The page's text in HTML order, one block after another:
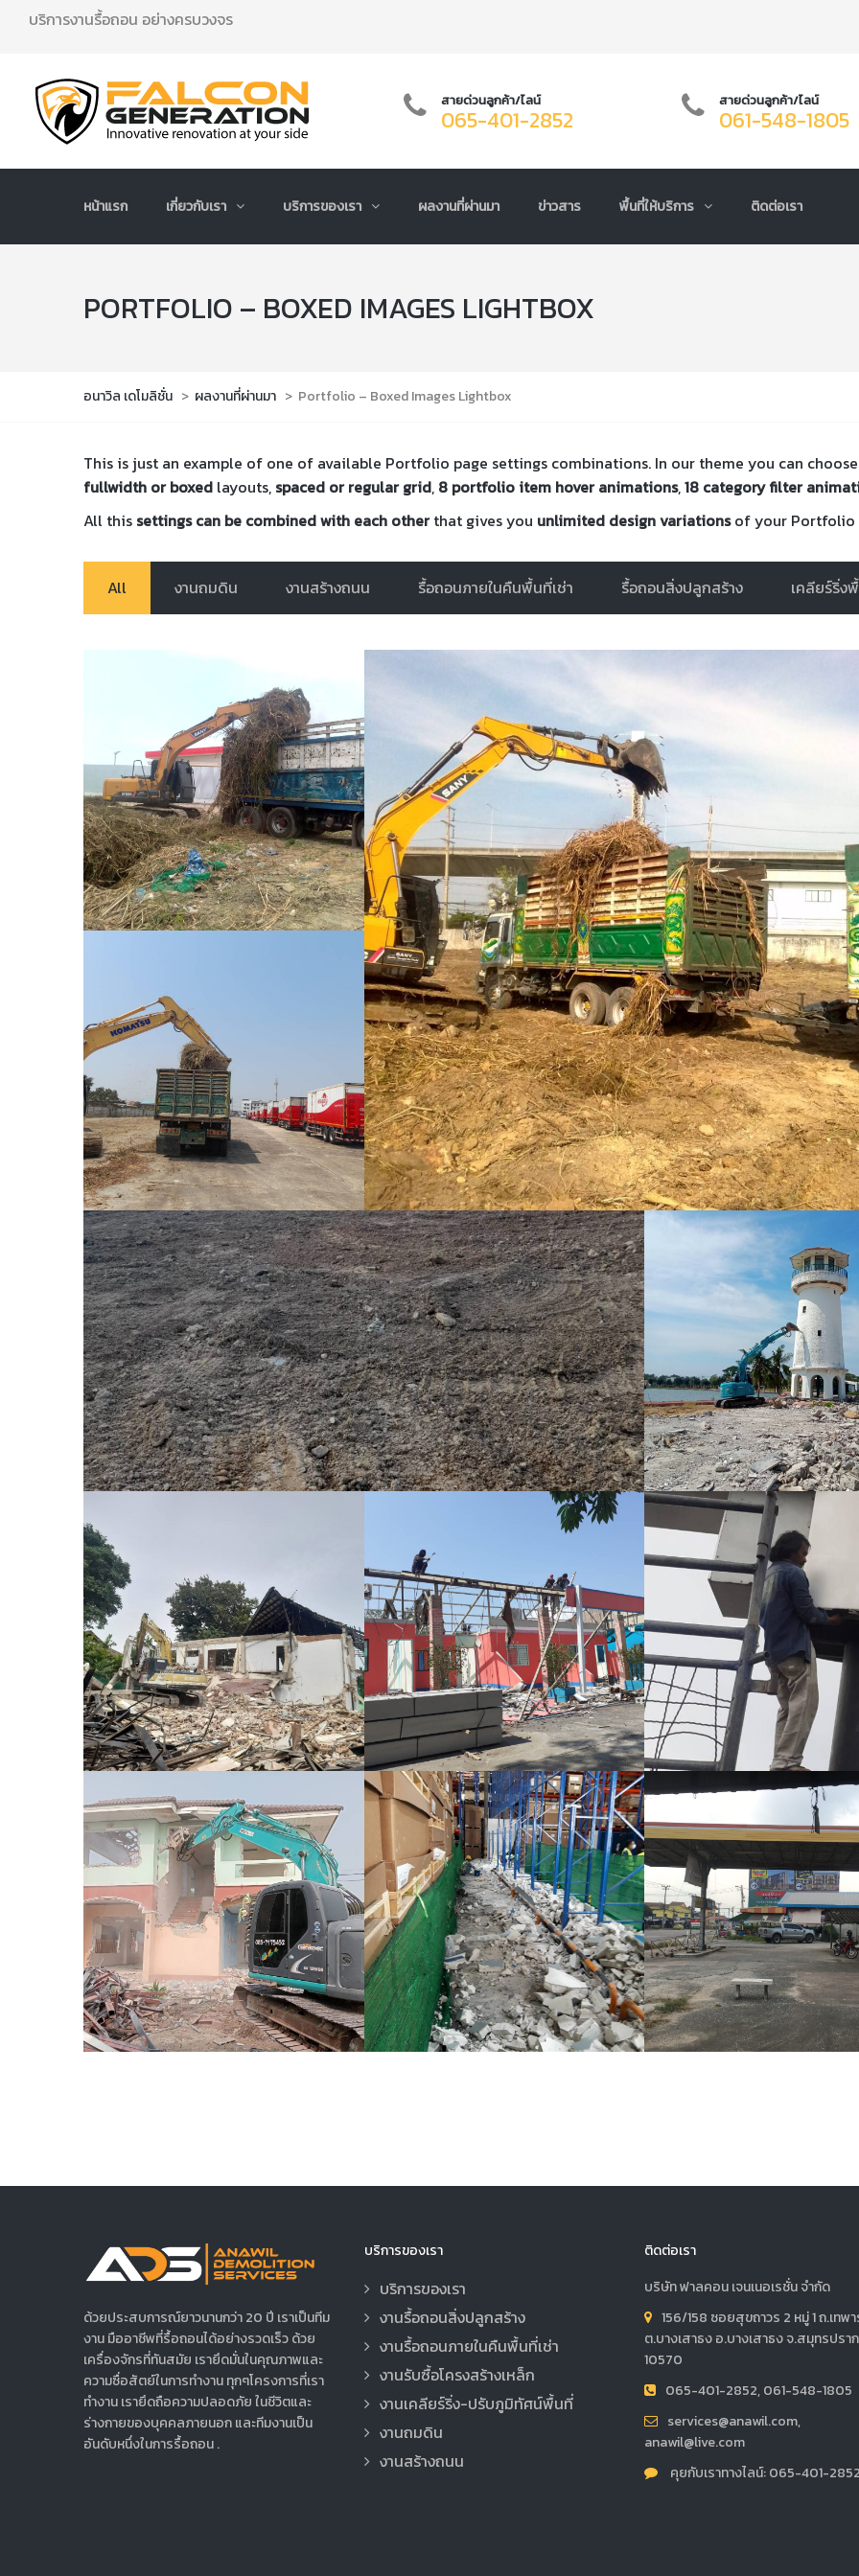
บริการงานรื้อถอน อย่างครบวงจร
สายด่วนลูกค้า/ไลน์
065-401-2852
สายด่วนลูกค้า/ไลน์
061-548-1805
หน้าแรก เกี่ยวกับเรา บริการของเรา ผลงานที่ผ่านมา ข่าวสาร พื้นที่ให้บริการ ติดต่อเรา
PORTFOLIO – BOXED IMAGES LIGHTBOX
อนาวิล เดโมลิชั่น > ผลงานที่ผ่านมา > Portfolio – Boxed Images Lightbox
This is just an example of one of available Portfolio page settings combinations. In our theme you can
fullwidth or boxed layouts, spaced or regular grid, 8 portfolio item hover animations,18 category filter
All this settings can be combined with each otherthat gives you unlimited design variationsof your Portfolio
All งานถมดิน งานสร้างถนน รื้อถอนภายในคืนพื้นที่เช่า รื้อถอนสิ่งปลูกสร้าง เคลียร์ริ่
งานสร้างถนน
งานลาดยางถนน สำห
ทดสอบรถยนต์ MG
ดินเดิม ศูนย์กระจำยสินค้าฟาร์มเฮ้าส์
ร้าง / เคลียร์ริ่งพื้นที่-ปรับภูมิทัศน์
งานรื้อถอนประภาคาร
บริษัท แลนด์แอนด์รีสอร์ท
จำกัด
อ.เมืองสมุทรสาคร จ.สมุทรสาคร
VIEW MORE
รื้อถอนสิ่งปลูกสร้าง
งานนรื้อตึกแถว 2 ชั้น
ธนันต์ วงษ์เกษม
VIEW MORE
งานรื้อถอนโรงแรมโรแมน
ติก 2 จ.ระยอง
ระยอง
VIEW MORE
งานรื้อถอนหอนาฬิกา ที่นาเกลือ พัทยา
Status: Completed
VIEW MORE
งานรื้อถอนผนังก่ออิฐมวล
เบาเดิม บริษัท ธนบุรี
ประกอบรถยนต์ จำกัด
VIEW MORE
งานรื้อถอนปั้มน้ำมันเก่า
VIEW MORE
ด้วยประสบการณ์ยาวนานกว่า 20 ปี เราเป็นทีม
งาน มืออาชีพที่รื้อถอนได้อย่างรวดเร็ว ด้วย
เครื่องจักรที่ทันสมัย เรายึดมั่นในคุณภาพและ
ความซื่อสัตย์ในการทำงาน ทุกๆโครงการที่เรา
ทำงาน เรายึดถือความปลอดภัย ในชีวิตและ
ร่างกายของบุคคลภายนอก และทีมงานเป็น
อันดับหนึ่งในการรื้อถอน .
บริการของเรา
บริการของเรา
งานรื้อถอนสิ่งปลูกสร้าง
งานรื้อถอนภายในคืนพื้นที่เช่า
งานรับซื้อโครงสร้างเหล็ก
งานเคลียร์ริ่ง-ปรับภูมิทัศน์พื้นที่
งานถมดิน
งานสร้างถนน
ติดต่อเรา
บริษัท ฟาลคอน เจนเนอเรชั่น จำกัด
156/158 ซอยสุขถาวร 2 หมู่ 1 ถ.เทพ
ต.บางเสาธง อ.บางเสาธง จ.สมุทรปรา
10570
065-401-2852, 061-548-1805
services@anawil.com,
anawil@live.com
คุยกับเราทางไลน์: 065-401-